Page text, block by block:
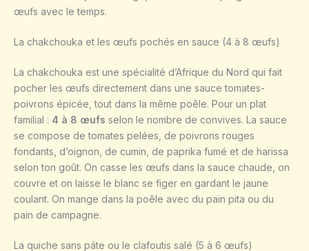
œufs avec le temps.
La chakchouka et les œufs pochés en sauce (4 à 8 œufs)
La chakchouka est une spécialité d’Afrique du Nord qui fait
pocher les œufs directement dans une sauce tomates-
poivrons épicée, tout dans la même poêle. Pour un plat
familial : 4 à 8 œufs selon le nombre de convives. La sauce
se compose de tomates pelées, de poivrons rouges
fondants, d’oignon, de cumin, de paprika fumé et de harissa
selon ton goût. On casse les œufs dans la sauce chaude, on
couvre et on laisse le blanc se figer en gardant le jaune
coulant. On mange dans la poêle avec du pain pita ou du
pain de campagne.
La quiche sans pâte ou le clafoutis salé (5 à 6 œufs)